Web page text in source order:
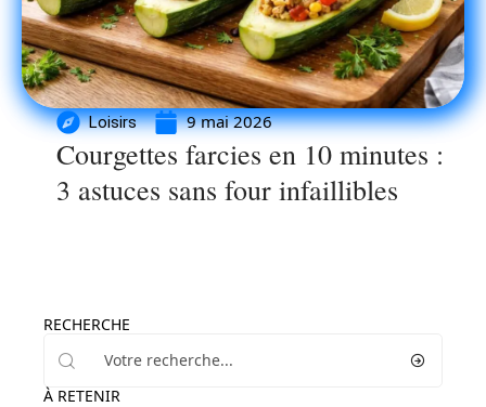
Loisirs 9 mai 2026
Courgettes farcies en 10 minutes :
3 astuces sans four infaillibles
RECHERCHE
À RETENIR